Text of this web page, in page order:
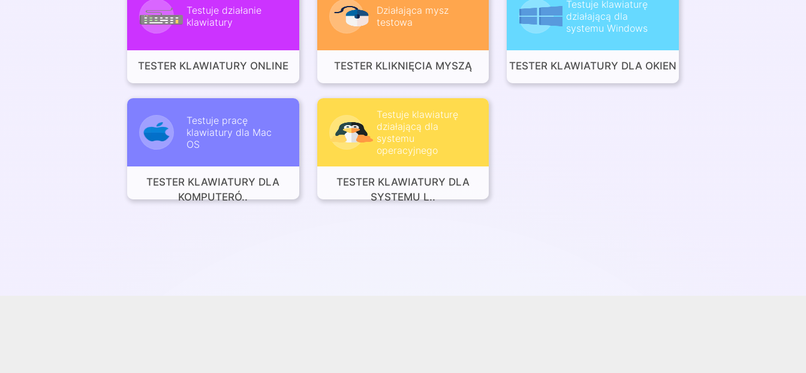
Testuje działanie
klawiatury
TESTER KLAWIATURY ONLINE
Działająca mysz
testowa
TESTER KLIKNIĘCIA MYSZĄ
Testuje klawiaturę
działającą dla
systemu Windows
TESTER KLAWIATURY DLA OKIEN
Testuje pracę
klawiatury dla Mac
OS
TESTER KLAWIATURY DLA
KOMPUTERÓ..
Testuje klawiaturę
działającą dla
systemu
operacyjnego
TESTER KLAWIATURY DLA
SYSTEMU L..